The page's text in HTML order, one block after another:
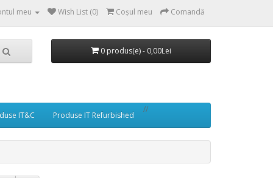
meu Wish List (0) Coşul meu Comandă
0 produs(e) - 0,00Lei
IT&C
//
Produse IT Refurbished